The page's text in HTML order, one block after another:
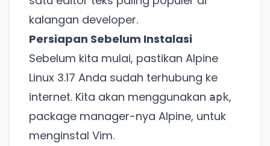
kalangan developer.
Persiapan Sebelum Instalasi
Sebelum kita mulai, pastikan Alpine
Linux 3.17 Anda sudah terhubung ke
internet. Kita akan menggunakan apk,
package manager-nya Alpine, untuk
menginstal Vim.